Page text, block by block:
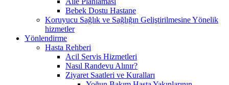
Bebek Dostu Hastane
Koruyucu Sağlık ve Sağlığın Geliştirilmesine Yönelik
hizmetler
Yönlendirme
Hasta Rehberi
Acil Servis Hizmetleri
Nasıl Randevu Alınır?
Ziyaret Saatleri ve Kuralları